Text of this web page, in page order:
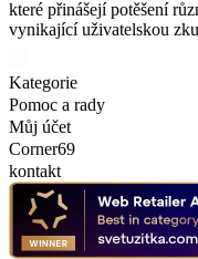
které přinášejí potěšení
vynikající uživatelskou
Kategorie
Pomoc a rady
Můj účet
Corner69
kontakt